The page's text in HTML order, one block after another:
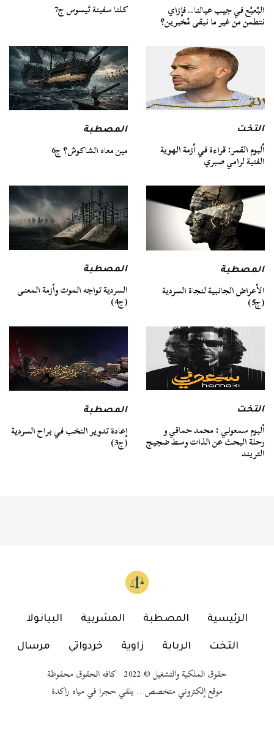
البُعبُع في جيب عيالنا.. فإزاي
نتطمن من غير ما نبقى مُخبرين؟
كلنا سفينة ثيسوس ج7
التخت
ألبوم القمر: قراءة في أزمة الهوية
الفنية لرامي صبري
المصطبة
مين معاه الشاكوش؟ ج6
المصطبة
الأعراض الجانبية لنجاة السردية
(ج5)
المصطبة
السردية تواجه الموت وأزمة المعنى
(ج4)
التخت
ألبوم سمعوني : محمد حماقي و
رحلة البحث عن الذات وسط ضجيج
التريند
المصطبة
إعادة تدوير النخب في براح السردية
(ج3)
الرئيسية المصطبة المشربية البيانولا
التخت الربابة زاوية خردواتي مرسال
حقوق الملكية والتشغيل © 2022 كافه الحقوق محفوظة
موقع إلكتروني متخصص .. يلقي حجرا في مياه راكدة